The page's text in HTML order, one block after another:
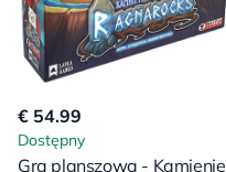
€ 54.99
Dostępny
Gra planszowa - Kamienie